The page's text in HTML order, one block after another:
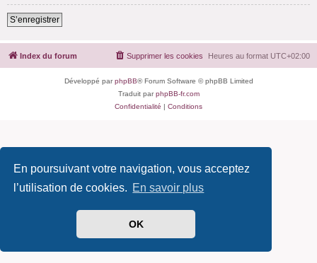
En poursuivant votre navigation, vous acceptez
l’utilisation de cookies. En savoir plus
OK
S’enregistrer
Index du forum Heures au format UTC+02:00
Supprimer les cookies
Développé parphpBB® Forum Software © phpBB Limited
Traduit parphpBB-fr.com
Confidentialité | Conditions